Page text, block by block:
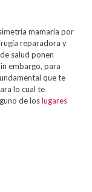
mamaria por
reparadora y
salud ponen
embargo, para
que te
lo cual te
de loslugares